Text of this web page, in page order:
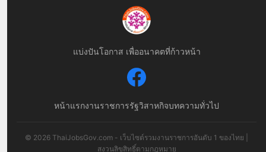
แบ่งปันโอกาส เพื่ออนาคตที่ก้าวหน้า
หน้าแรกงานราชการรัฐวิสาหกิจบทความทั่วไป
© 2026 ThaiJobsGov.com - เว็บไซต์รวมงานราชการอันดับ 1 ของไทย |
สงวนลิขสิทธิ์ตามกฎหมาย